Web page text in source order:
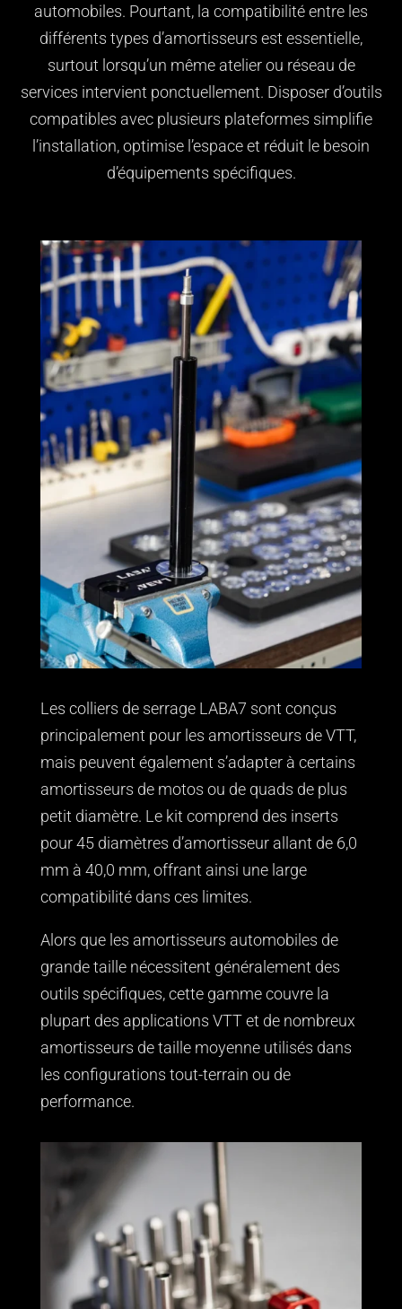
automobiles. Pourtant, la compatibilité entre les
différents types d’amortisseurs est essentielle,
surtout lorsqu’un même atelier ou réseau de
services intervient ponctuellement. Disposer d’outils
compatibles avec plusieurs plateformes simplifie
l’installation, optimise l’espace et réduit le besoin
d’équipements spécifiques.
Les colliers de serrage LABA7 sont conçus
principalement pour les amortisseurs de VTT,
mais peuvent également s’adapter à certains
amortisseurs de motos ou de quads de plus
petit diamètre. Le kit comprend des inserts
pour 45 diamètres d’amortisseur allant de 6,0
mm à 40,0 mm, offrant ainsi une large
compatibilité dans ces limites.
Alors que les amortisseurs automobiles de
grande taille nécessitent généralement des
outils spécifiques, cette gamme couvre la
plupart des applications VTT et de nombreux
amortisseurs de taille moyenne utilisés dans
les configurations tout-terrain ou de
performance.